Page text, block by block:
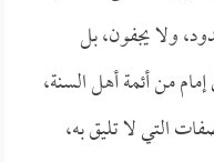
ولا يجفون، بل
إمام من أئمة أهل السنة،
التي لا تليق به،